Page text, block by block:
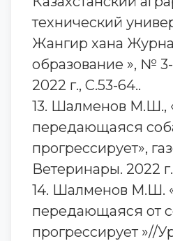
технический
Жангир хана
образование », № 3-
2022 г., С.53-64..
13. Шалменов М.Ш.,
передающаяся
прогрессирует»,
Ветеринары. 2022
14. Шалменов М.Ш.
передающаяся от
прогрессирует »//